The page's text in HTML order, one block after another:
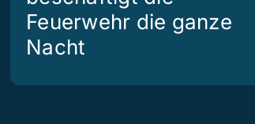
Feuerwehr die ganze
Nacht